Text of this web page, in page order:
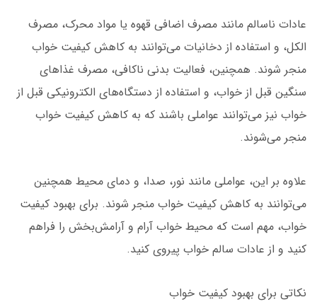
عادات ناسالم مانند مصرف اضافی قهوه یا مواد محرک، مصرف
الکل، و استفاده از دخانیات می‌توانند به کاهش کیفیت خواب
منجر شوند. همچنین، فعالیت بدنی ناکافی، مصرف غذاهای
سنگین قبل از خواب، و استفاده از دستگاه‌های الکترونیکی قبل از
خواب نیز می‌توانند عواملی باشند که به کاهش کیفیت خواب
منجر می‌شوند.
علاوه بر این، عواملی مانند نور، صدا، و دمای محیط همچنین
می‌توانند به کاهش کیفیت خواب منجر شوند. برای بهبود کیفیت
خواب، مهم است که محیط خواب آرام و آرامش‌بخش را فراهم
کنید و از عادات سالم خواب پیروی کنید.
نکاتی برای بهبود کیفیت خواب